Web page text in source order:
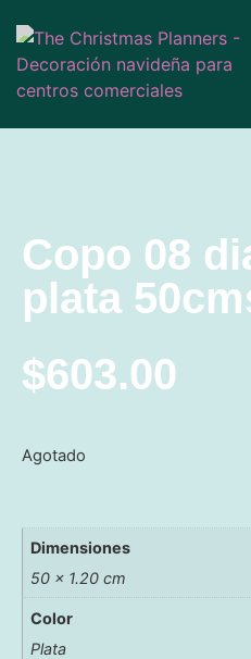
Copo 08
plata
$603.00
Agotado
Dimensiones
50 × 1.20 cm
Color
Plata